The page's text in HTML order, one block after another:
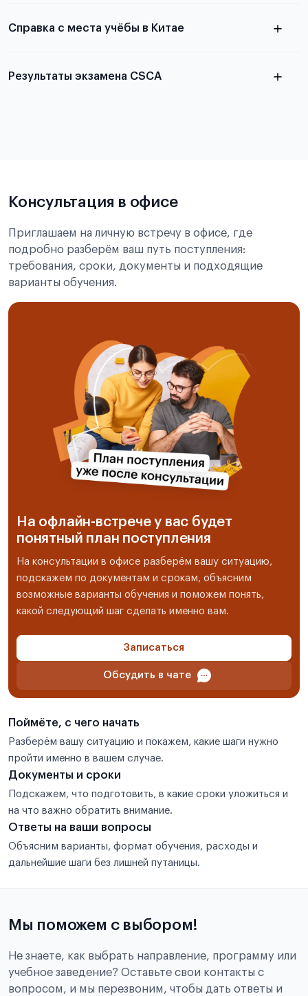
Справка с места учёбы в Китае
Результаты экзамена CSCA
Консультация в офисе
Приглашаем на личную встречу в офисе, где
подробно разберём ваш путь поступления:
требования, сроки, документы и подходящие
варианты обучения.
На офлайн-встрече у вас будет
понятный план поступления
На консультации в офисе разберём вашу ситуацию,
подскажем по документам и срокам, объясним
возможные варианты обучения и поможем понять,
какой следующий шаг сделать именно вам.
Записаться
Обсудить в чате
Поймёте, с чего начать
Разберём вашу ситуацию и покажем, какие шаги нужно
пройти именно в вашем случае.
Документы и сроки
Подскажем, что подготовить, в какие сроки уложиться и
на что важно обратить внимание.
Ответы на ваши вопросы
Объясним варианты, формат обучения, расходы и
дальнейшие шаги без лишней путаницы.
Мы поможем с выбором!
Не знаете, как выбрать направление, программу или
учебное заведение? Оставьте свои контакты с
вопросом, и мы перезвоним, чтобы дать ответы и